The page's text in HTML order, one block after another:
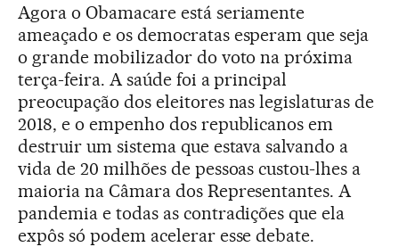
Agora o Obamacare está seriamente
ameaçado e os democratas esperam que seja
o grande mobilizador do voto na próxima
terça-feira. A saúde foi a principal
preocupação dos eleitores nas legislaturas de
2018, e o empenho dos republicanos em
destruir um sistema que estava salvando a
vida de 20 milhões de pessoas custou-lhes a
maioria na Câmara dos Representantes. A
pandemia e todas as contradições que ela
expôs só podem acelerar esse debate.